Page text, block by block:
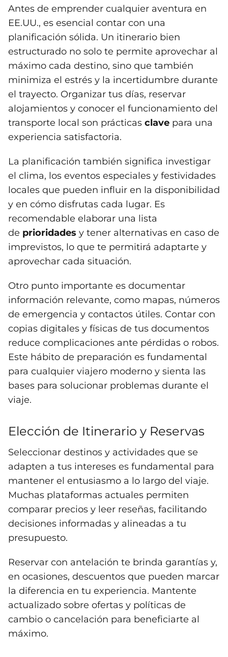
Antes de emprender cualquier aventura en
EE.UU., es esencial contar con una
planificación sólida. Un itinerario bien
estructurado no solo te permite aprovechar al
máximo cada destino, sino que también
minimiza el estrés y la incertidumbre durante
el trayecto. Organizar tus días, reservar
alojamientos y conocer el funcionamiento del
transporte local son prácticas clave para una
experiencia satisfactoria.
La planificación también significa investigar
el clima, los eventos especiales y festividades
locales que pueden influir en la disponibilidad
y en cómo disfrutas cada lugar. Es
recomendable elaborar una lista
de prioridades y tener alternativas en caso de
imprevistos, lo que te permitirá adaptarte y
aprovechar cada situación.
Otro punto importante es documentar
información relevante, como mapas, números
de emergencia y contactos útiles. Contar con
copias digitales y físicas de tus documentos
reduce complicaciones ante pérdidas o robos.
Este hábito de preparación es fundamental
para cualquier viajero moderno y sienta las
bases para solucionar problemas durante el
viaje.
Elección de Itinerario y Reservas
Seleccionar destinos y actividades que se
adapten a tus intereses es fundamental para
mantener el entusiasmo a lo largo del viaje.
Muchas plataformas actuales permiten
comparar precios y leer reseñas, facilitando
decisiones informadas y alineadas a tu
presupuesto.
Reservar con antelación te brinda garantías y,
en ocasiones, descuentos que pueden marcar
la diferencia en tu experiencia. Mantente
actualizado sobre ofertas y políticas de
cambio o cancelación para beneficiarte al
máximo.